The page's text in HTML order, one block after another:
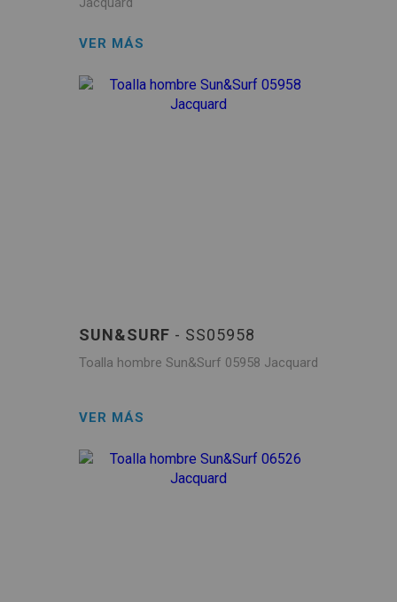
VER MÁS
SUN&SURF - SS05958
Toalla hombre Sun&Surf 05958 Jacquard
VER MÁS